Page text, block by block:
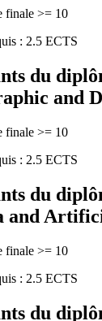
finale >= 10
: 2.5 ECTS
du
and
finale >= 10
: 2.5 ECTS
du
and
finale >= 10
: 2.5 ECTS
du